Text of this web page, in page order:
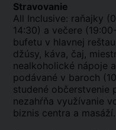
Stravovanie
All Inclusive: raňajky
14:30) a večere
bufetu v hlavnej
džúsy, káva, čaj,
nealkoholické nápoje
podávané v baroch
studené občerstvenie
nezahŕňa využívanie
biznis centra a masáží.